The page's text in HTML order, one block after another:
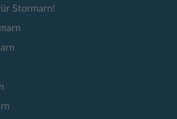
Stormarn!